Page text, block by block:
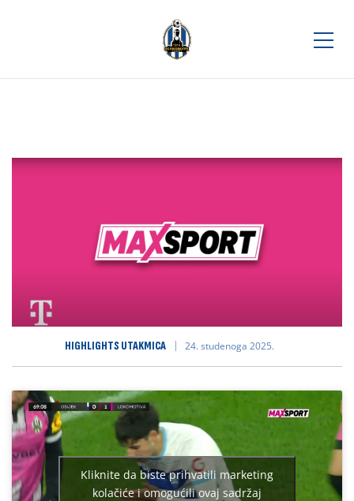
HIGHLIGHTS UTAKMICA 24. studenoga 2025.
Kliknite da biste prihvatili marketing
kolačiće i omogućili ovaj sadržaj